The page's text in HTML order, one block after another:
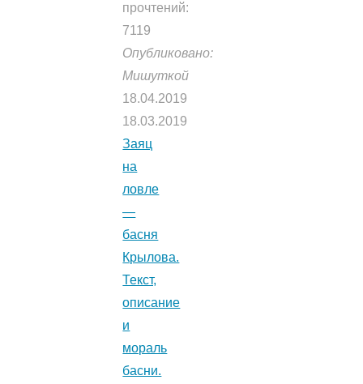
прочтений:
7119
Опубликовано:
Мишуткой
18.04.2019
18.03.2019
Заяц
на
ловле
—
басня
Крылова.
Текст,
описание
и
мораль
басни.